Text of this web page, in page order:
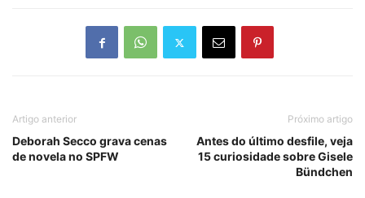
Artigo anterior
Deborah Secco grava cenas
de novela no SPFW
Próximo artigo
Antes do último desfile, veja
15 curiosidade sobre Gisele
Bündchen